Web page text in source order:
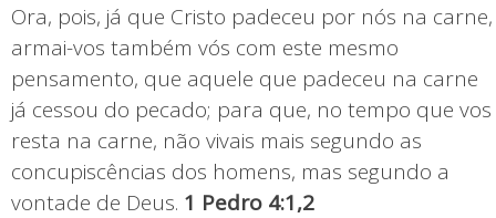
Ora, pois, já que Cristo padeceu por nós na carne,
armai-vos também vós com este mesmo
pensamento, que aquele que padeceu na carne
já cessou do pecado; para que, no tempo que vos
resta na carne, não vivais mais segundo as
concupiscências dos homens, mas segundo a
vontade de Deus. 1 Pedro 4:1,2